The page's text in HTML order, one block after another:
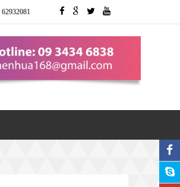
62932081